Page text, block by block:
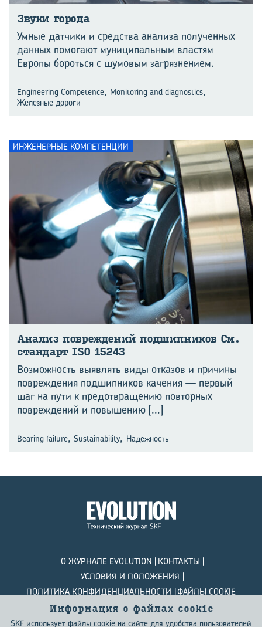
Звуки го­ро­да
Умные датчики и средства анализа полученных
данных помогают муниципальным властям
Европы бороться с шумовым загрязнением.
Engineering Competence, Monitoring and diagnostics,
Железные дороги
ИНЖЕНЕРНЫЕ КОМПЕТЕНЦИИ
Ана­лиз по­вре­жде­ний под­шип­ни­ков См.
стан­дарт ISO 15243
Возможность выявлять виды отказов и причины
повреждения подшипников качения — первый
шаг на пути к предотвращению повторных
повреждений и повышению [...]
Bearing failure, Sustainability, Надежность
О ЖУРНАЛЕ EVOLUTION
КОНТАКТЫ
УСЛОВИЯ И ПОЛОЖЕНИЯ
ПОЛИТИКА КОНФИДЕНЦИАЛЬНОСТИ
ФАЙЛЫ COOKIE
© SKF Evolution 2026
Информация о файлах сookie
SKF использует файлы cookie на сайте для удобства пользователей